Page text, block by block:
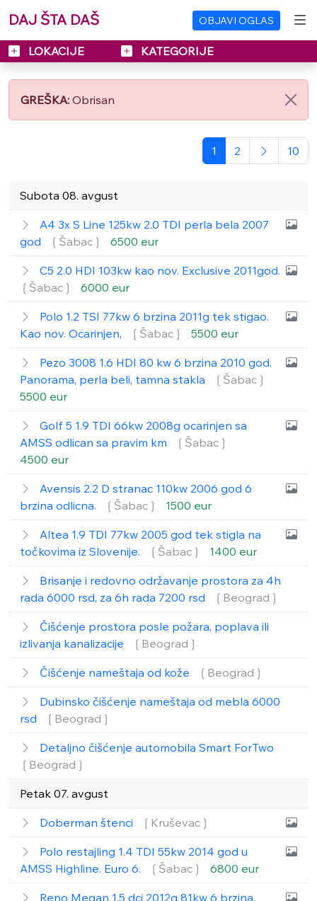
DAJ ŠTA DAŠ OBJAVI OGLAS
LOKACIJE KATEGORIJE
GREŠKA: Obrisan
1 2 10
Subota 08. avgust
A4 3x S Line 125kw 2.0 TDI perla bela 2007
god
❲Šabac❳ 6500 eur
C5 2.0 HDI 103kw kao nov. Exclusive 2011god.
❲Šabac❳
6000 eur
Polo 1.2 TSI 77kw 6 brzina 2011g tek stigao.
Kao nov. Ocarinjen,
❲Šabac❳ 5500 eur
Pezo 3008 1.6 HDI 80 kw 6 brzina 2010 god.
Panorama, perla beli, tamna stakla
❲Šabac❳
5500 eur
Golf 5 1.9 TDI 66kw 2008g ocarinjen sa
AMSS odlican sa pravim km
❲Šabac❳
4500 eur
Avensis 2.2 D stranac 110kw 2006 god 6
brzina odlicna.
❲Šabac❳ 1500 eur
Altea 1.9 TDI 77kw 2005 god tek stigla na
točkovima iz Slovenije.
❲Šabac❳ 1400 eur
Brisanje i redovno održavanje prostora za 4h
rada 6000 rsd, za 6h rada 7200 rsd
❲Beograd❳
Čišćenje prostora posle požara, poplava ili
izlivanja kanalizacije
❲Beograd❳
Čišćenje nameštaja od kože ❲Beograd❳
Dubinsko čišćenje nameštaja od mebla 6000
rsd
❲Beograd❳
Detaljno čišćenje automobila Smart ForTwo
❲Beograd❳
Petak 07. avgust
Doberman štenci ❲Kruševac❳
Polo restajling 1.4 TDI 55kw 2014 god u
AMSS Highline. Euro 6.
❲Šabac❳ 6800 eur
Reno Megan 1.5 dci 2012g 81kw 6 brzina,